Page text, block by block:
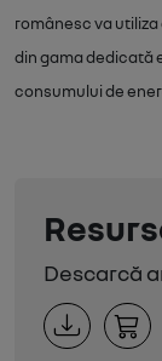
românesc va
din gama dedicată
consumului de
Descarcă